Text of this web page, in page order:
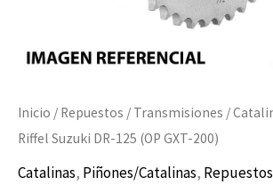
Inicio / Repuestos / Transmisiones /
Riffel Suzuki DR-125 (OP GXT-200)
Catalinas, Piñones/Catalinas, Repuestos